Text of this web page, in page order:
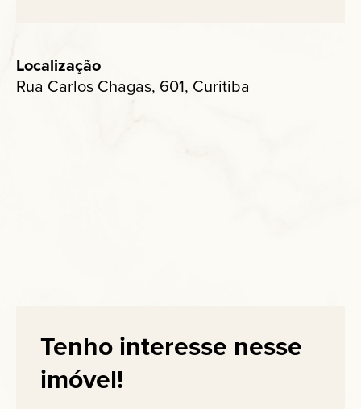
Localização
Rua Carlos Chagas, 601, Curitiba
Tenho interesse nesse
imóvel!